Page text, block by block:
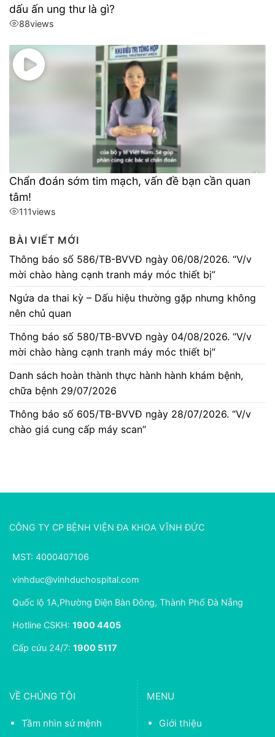
dấu ấn ung thư là gì?
88views
Chẩn đoán sớm tim mạch, vấn đề bạn cần quan
tâm!
111views
BÀI VIẾT MỚI
Thông báo số 586/TB-BVVĐ ngày 06/08/2026. “V/v
mời chào hàng cạnh tranh máy móc thiết bị”
Ngứa da thai kỳ – Dấu hiệu thường gặp nhưng không
nên chủ quan
Thông báo số 580/TB-BVVĐ ngày 04/08/2026. “V/v
mời chào hàng cạnh tranh máy móc thiết bị”
Danh sách hoàn thành thực hành hành khám bệnh,
chữa bệnh 29/07/2026
Thông báo số 605/TB-BVVĐ ngày 28/07/2026. “V/v
chào giá cung cấp máy scan”
CÔNG TY CP BỆNH VIỆN ĐA KHOA VĨNH ĐỨC
MST: 4000407106
vinhduc@vinhduchospital.com
Quốc lộ 1A,Phường Điện Bàn Đông, Thành Phố Đà Nẵng
Hotline CSKH: 1900 4405
Cấp cứu 24/7: 1900 5117
VỀ CHÚNG TÔI
Tầm nhìn sứ mệnh
MENU
Giới thiệu